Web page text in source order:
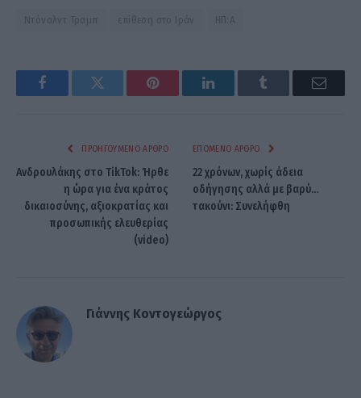
Nτόναλντ Τραμπ επίθεση στο Ιράν ΗΠ:Α
FacebookTwitter Pinterest LinkedInTumblr Email
ΠΡΟΗΓΟΎΜΕΝΟ ΆΡΘΡΟ
Ανδρουλάκης στο TikTok: Ήρθε
η ώρα για ένα κράτος
δικαιοσύνης, αξιοκρατίας και
προσωπικής ελευθερίας
(video)
ΕΠΌΜΕΝΟ ΆΡΘΡΟ
22 χρόνων, χωρίς άδεια
οδήγησης αλλά με βαρύ…
τακούνι: Συνελήφθη
Γιάννης Κοντογεώργος